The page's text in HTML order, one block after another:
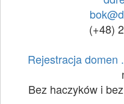
(+48)
Rejestracja domen
Bez haczyków i